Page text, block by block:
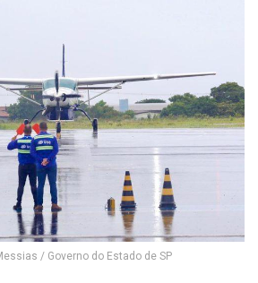
/ Governo do Estado de SP